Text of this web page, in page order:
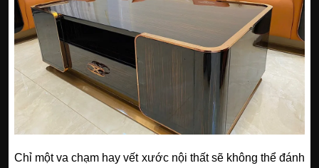
Chỉ một va chạm hay vết xước nội thất sẽ không thể đánh